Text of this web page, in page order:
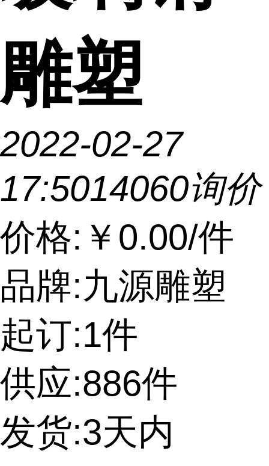
雕塑
2022-02-27
17:5014060询价
价格: ￥0.00/件
品牌:九源雕塑
起订:1件
供应:886件
发货:3天内